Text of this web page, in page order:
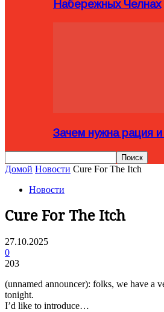
Набережных Челнах
Зачем нужна рация
Домой Новости Cure For The Itch
Новости
Cure For The Itch
27.10.2025
0
203
(unnamed announcer): folks, we have a
tonight.
I’d like to introduce…